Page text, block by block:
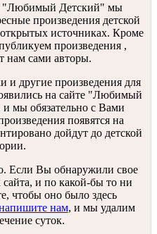
"Любимый Детский" мы
произведения детской
источниках. Кроме
произведения ,
нам сами авторы.
и другие произведения для
на сайте "Любимый
и мы обязательно с Вами
появятся на
дойдут до детской
Если Вы обнаружили свое
и по какой-бы то ни
чтобы оно было здесь
нам, и мы удалим
суток.